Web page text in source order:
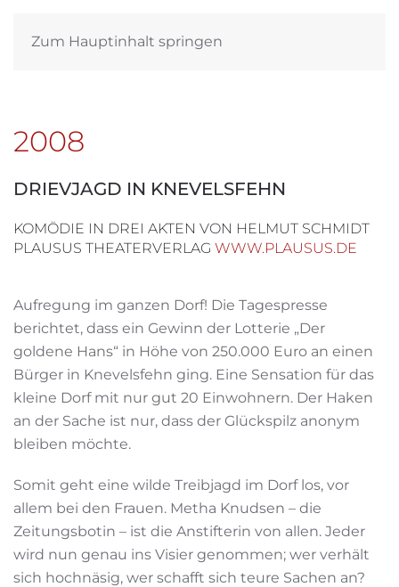
Zum Hauptinhalt springen
2008
DRIEVJAGD IN KNEVELSFEHN
KOMÖDIE IN DREI AKTEN VON HELMUT SCHMIDT
PLAUSUS THEATERVERLAG WWW.PLAUSUS.DE
Aufregung im ganzen Dorf! Die Tagespresse
berichtet, dass ein Gewinn der Lotterie „Der
goldene Hans“ in Höhe von 250.000 Euro an einen
Bürger in Knevelsfehn ging. Eine Sensation für das
kleine Dorf mit nur gut 20 Einwohnern. Der Haken
an der Sache ist nur, dass der Glückspilz anonym
bleiben möchte.
Somit geht eine wilde Treibjagd im Dorf los, vor
allem bei den Frauen. Metha Knudsen – die
Zeitungsbotin – ist die Anstifterin von allen. Jeder
wird nun genau ins Visier genommen; wer verhält
sich hochnäsig, wer schafft sich teure Sachen an?